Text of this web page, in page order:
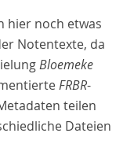
hier noch etwas
Notentexte, da
Bloemeke
FRBR-
teilen
Dateien